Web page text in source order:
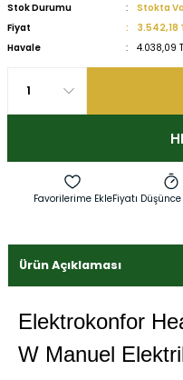
Stok Durumu
Stokta
Fiyat
3.542,18
Havale
4.038,09
Fiyatı
Ürün Açıklaması
Elektrokonfor
W Manuel